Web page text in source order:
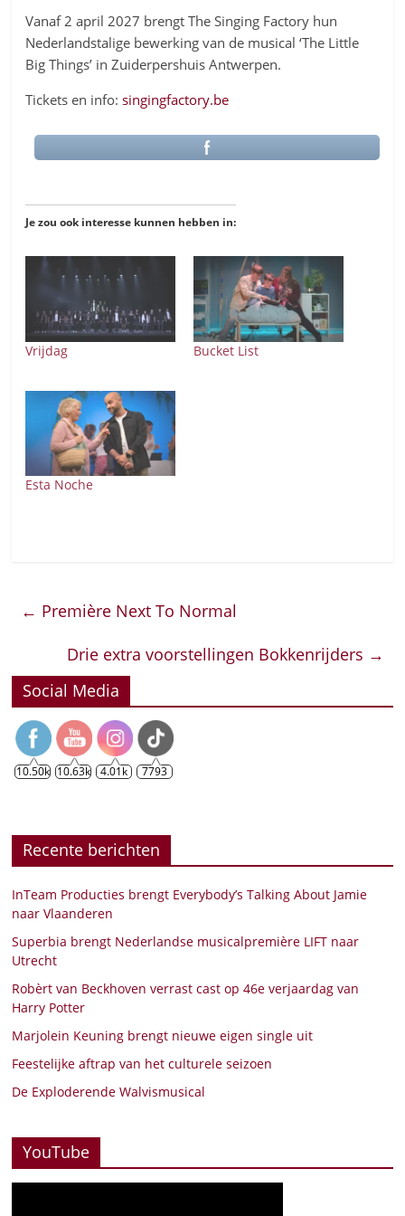
Vanaf 2 april 2027 brengt The Singing Factory hun
Nederlandstalige bewerking van de musical ‘The Little
Big Things’ in Zuiderpershuis Antwerpen.
Tickets en info:singingfactory.be
Je zou ook interesse kunnen hebben in:
Vrijdag Bucket List
Esta Noche
← Première Next To Normal
Drie extra voorstellingen Bokkenrijders →
Social Media
10.50k 10.63k 4.01k 7793
Recente berichten
InTeam Producties brengt Everybody’s Talking About Jamie
naar Vlaanderen
Superbia brengt Nederlandse musicalpremière LIFT naar
Utrecht
Robèrt van Beckhoven verrast cast op 46e verjaardag van
Harry Potter
Marjolein Keuning brengt nieuwe eigen single uit
Feestelijke aftrap van het culturele seizoen
De Exploderende Walvismusical
YouTube